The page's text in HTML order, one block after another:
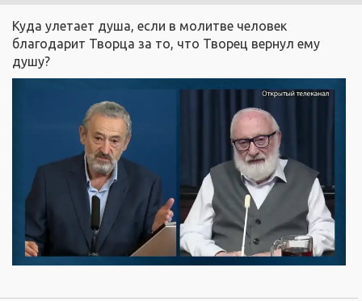
Куда улетает душа, если в молитве человек
благодарит Творца за то, что Творец вернул ему
душу?